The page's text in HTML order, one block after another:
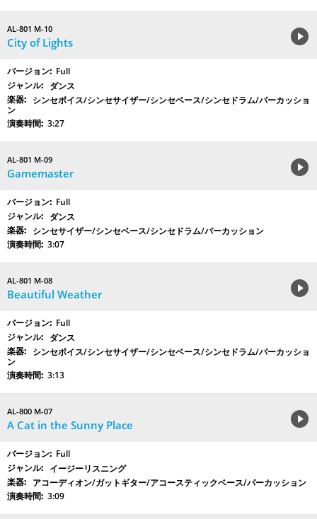
AL-801 M-10
City of Lights
Full
ダンス
シンセボイス/シンセサイザー/シンセベース/シンセドラム/パーカッショ
ン
3:27
AL-801 M-09
Gamemaster
Full
ダンス
シンセサイザー/シンセベース/シンセドラム/パーカッション
3:07
AL-801 M-08
Beautiful Weather
Full
ダンス
シンセボイス/シンセサイザー/シンセベース/シンセドラム/パーカッショ
ン
3:13
AL-800 M-07
A Cat in the Sunny Place
Full
イージーリスニング
アコーディオン/ガットギター/アコースティックベース/パーカッション
3:09